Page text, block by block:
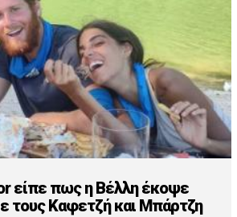
είπε πως η Βέλλη έκοψε
τους Καφετζή και Μπάρτζη